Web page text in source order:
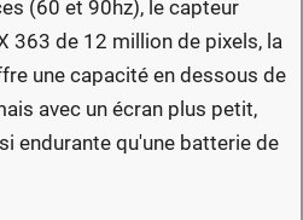
(60 et 90hz), le capteur
363 de 12 million de pixels, la
une capacité en dessous de
avec un écran plus petit,
endurante qu'une batterie de